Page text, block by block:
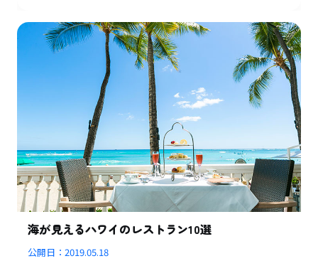
海が見えるハワイのレストラン10選
公開日：2019.05.18